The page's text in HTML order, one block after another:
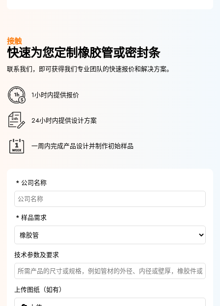
接触
快速为您定制橡胶管或密封条
联系我们，即可获得我们专业团队的快速报价和解决方案。
1小时内提供报价
24小时内提供设计方案
一周内完成产品设计并制作初始样品
公司名称
样品需求
技术参数及要求
上传图纸（如有）